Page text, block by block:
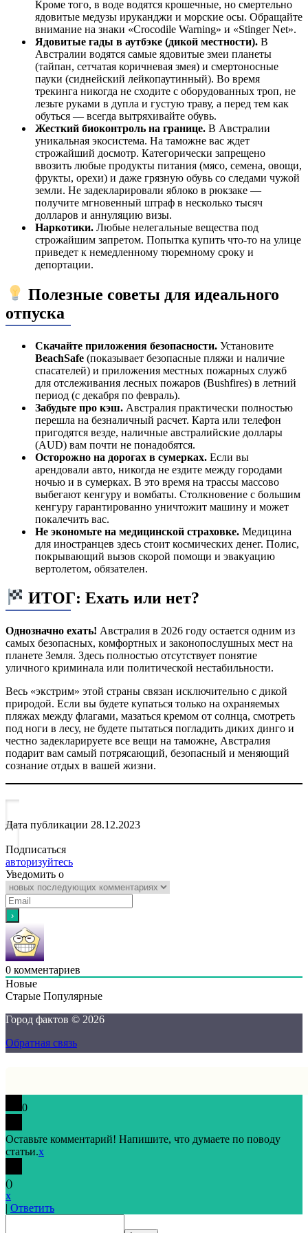
Кроме того, в воде водятся крошечные, но смертельно
ядовитые медузы ируканджи и морские осы. Обращайте
внимание на знаки «Crocodile Warning» и «Stinger Net».
Ядовитые гады в аутбэке (дикой местности). В
Австралии водятся самые ядовитые змеи планеты
(тайпан, сетчатая коричневая змея) и смертоносные
пауки (сиднейский лейкопаутинный). Во время
трекинга никогда не сходите с оборудованных троп, не
лезьте руками в дупла и густую траву, а перед тем как
обуться — всегда вытряхивайте обувь.
Жесткий биоконтроль на границе. В Австралии
уникальная экосистема. На таможне вас ждет
строжайший досмотр. Категорически запрещено
ввозить любые продукты питания (мясо, семена, овощи,
фрукты, орехи) и даже грязную обувь со следами чужой
земли. Не задекларировали яблоко в рюкзаке —
получите мгновенный штраф в несколько тысяч
долларов и аннуляцию визы.
Наркотики. Любые нелегальные вещества под
строжайшим запретом. Попытка купить что-то на улице
приведет к немедленному тюремному сроку и
депортации.
Полезные советы для идеального
отпуска
Скачайте приложения безопасности. Установите
BeachSafe (показывает безопасные пляжи и наличие
спасателей) и приложения местных пожарных служб
для отслеживания лесных пожаров (Bushfires) в летний
период (с декабря по февраль).
Забудьте про кэш. Австралия практически полностью
перешла на безналичный расчет. Карта или телефон
пригодятся везде, наличные австралийские доллары
(AUD) вам почти не понадобятся.
Осторожно на дорогах в сумерках. Если вы
арендовали авто, никогда не ездите между городами
ночью и в сумерках. В это время на трассы массово
выбегают кенгуру и вомбаты. Столкновение с большим
кенгуру гарантированно уничтожит машину и может
покалечить вас.
Не экономьте на медицинской страховке. Медицина
для иностранцев здесь стоит космических денег. Полис,
покрывающий вызов скорой помощи и эвакуацию
вертолетом, обязателен.
ИТОГ: Ехать или нет?
Однозначно ехать! Австралия в 2026 году остается одним из
самых безопасных, комфортных и законопослушных мест на
планете Земля. Здесь полностью отсутствует понятие
уличного криминала или политической нестабильности.
Весь «экстрим» этой страны связан исключительно с дикой
природой. Если вы будете купаться только на охраняемых
пляжах между флагами, мазаться кремом от солнца, смотреть
под ноги в лесу, не будете пытаться погладить диких динго и
честно задекларируете все вещи на таможне, Австралия
подарит вам самый потрясающий, безопасный и меняющий
сознание отдых в вашей жизни.
Дата публикации 28.12.2023
Подписаться
авторизуйтесь
Уведомить о
0 комментариев
Новые
Старые Популярные
Город фактов © 2026
Обратная связь
0
Оставьте комментарий! Напишите, что думаете по поводу
статьи.x
()
x
| Ответить